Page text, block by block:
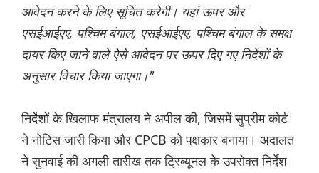
आवेदन करने के लिए सूचित करेगी। यहां ऊपर और
एसईआईएए, पश्चिम बंगाल, एसईआईएए, पश्चिम बंगाल के समक्ष
दायर किए जाने वाले ऐसे आवेदन पर ऊपर दिए गए निर्देशों के
अनुसार विचार किया जाएगा।"
निर्देशों के खिलाफ मंत्रालय ने अपील की, जिसमें सुप्रीम कोर्ट
ने नोटिस जारी किया और CPCB को पक्षकार बनाया। अदालत
ने सुनवाई की अगली तारीख तक ट्रिब्यूनल के उपरोक्त निर्देश